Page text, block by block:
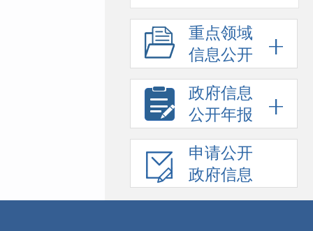
重点领域
信息公开
政府信息
公开年报
申请公开
政府信息